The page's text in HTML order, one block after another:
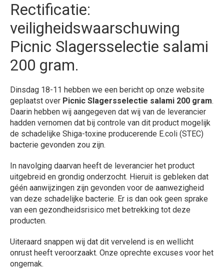
Rectificatie:
veiligheidswaarschuwing
Picnic Slagersselectie salami
200 gram.
Dinsdag 18-11 hebben we een bericht op onze website
geplaatst over Picnic Slagersselectie salami 200 gram.
Daarin hebben wij aangegeven dat wij van de leverancier
hadden vernomen dat bij controle van dit product mogelijk
de schadelijke Shiga-toxine producerende E.coli (STEC)
bacterie gevonden zou zijn.
In navolging daarvan heeft de leverancier het product
uitgebreid en grondig onderzocht. Hieruit is gebleken dat
géén aanwijzingen zijn gevonden voor de aanwezigheid
van deze schadelijke bacterie. Er is dan ook geen sprake
van een gezondheidsrisico met betrekking tot deze
producten.
Uiteraard snappen wij dat dit vervelend is en wellicht
onrust heeft veroorzaakt. Onze oprechte excuses voor het
ongemak.